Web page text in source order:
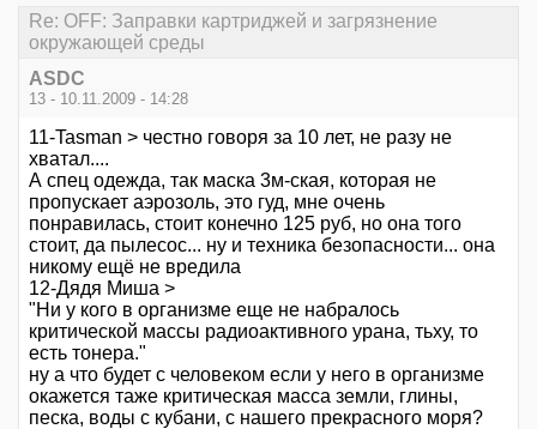
Re: OFF: Заправки картриджей и загрязнение
окружающей среды
ASDC
13 - 10.11.2009 - 14:28
11-Tasman > честно говоря за 10 лет, не разу не
хватал....
А спец одежда, так маска 3м-ская, которая не
пропускает аэрозоль, это гуд, мне очень
понравилась, стоит конечно 125 руб, но она того
стоит, да пылесос... ну и техника безопасности... она
никому ещё не вредила
12-Дядя Миша >
"Ни у кого в организме еще не набралось
критической массы радиоактивного урана, тьху, то
есть тонера."
ну а что будет с человеком если у него в организме
окажется таже критическая масса земли, глины,
песка, воды с кубани, с нашего прекрасного моря?